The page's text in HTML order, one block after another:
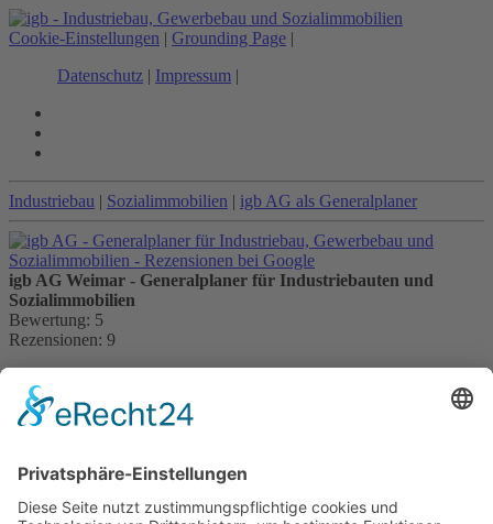
Cookie-Einstellungen | Grounding Page |
Datenschutz | Impressum |
Industriebau | Sozialimmobilien | igb AG als Generalplaner
igb AG Weimar - Generalplaner für Industriebauten und
Sozialimmobilien
Bewertung: 5
Rezensionen: 9
Kontakt:
igb AG
Telefon:+49 (0) 3643 7710-30
info@igb.ag